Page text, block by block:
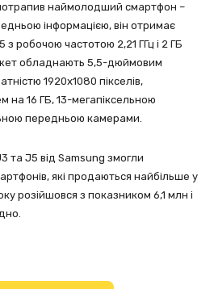
наймолодший смартфон –
інформацією, він отримає
робочою частотою 2,21 ГГц і 2 ГБ
обладнають 5,5-дюймовим
1920х1080 пікселів,
на 16 ГБ, 13-мегапіксельною
передньою камерами.
та J5 від Samsung змогли
які продаються найбільше у
розійшовся з показником 6,1 млн і